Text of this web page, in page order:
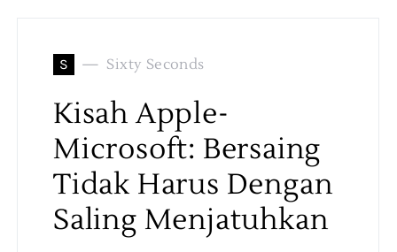
S Sixty Seconds
Kisah Apple-
Microsoft: Bersaing
Tidak Harus Dengan
Saling Menjatuhkan